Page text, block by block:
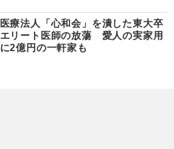
医療法人「心和会」を潰した東大卒
エリート医師の放蕩 愛人の実家用
に2億円の一軒家も